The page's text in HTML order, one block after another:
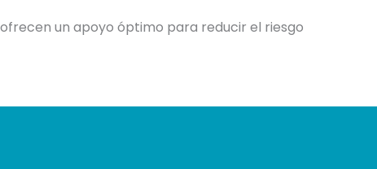
un apoyo óptimo para reducir el riesgo